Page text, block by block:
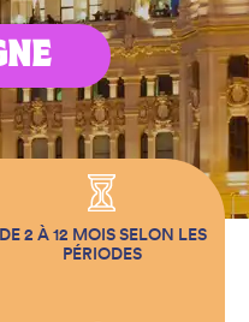
DE 2 À 12 MOIS SELON LES
PÉRIODES